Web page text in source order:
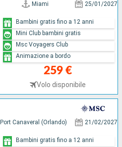
Miami 25/01/2027
259 €
Volo disponibile
Bambini gratis fino a 12 anni
Mini Club bambini gratis
Msc Voyagers Club
Animazione a bordo
Port Canaveral (Orlando) 21/02/2027
Bambini gratis fino a 12 anni